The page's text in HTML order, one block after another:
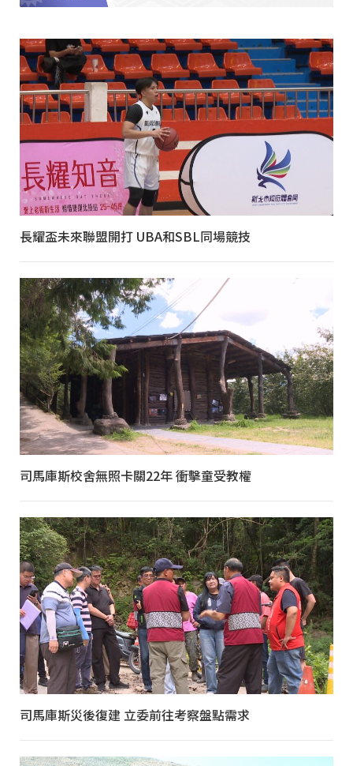
長耀盃未來聯盟開打 UBA和SBL同場競技
司馬庫斯校舍無照卡關22年 衝擊童受教權
司馬庫斯災後復建 立委前往考察盤點需求